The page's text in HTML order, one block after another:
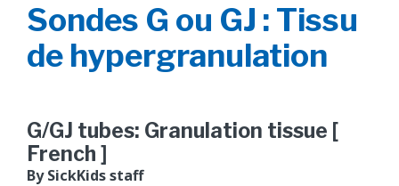
Sondes G ou GJ : Tissu
de hypergranulation
G/GJ tubes: Granulation tissue [
French ]
By SickKids staff